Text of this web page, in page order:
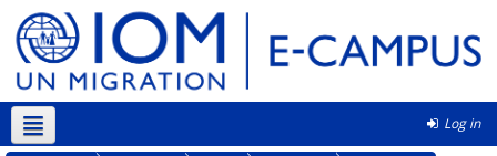
Log in